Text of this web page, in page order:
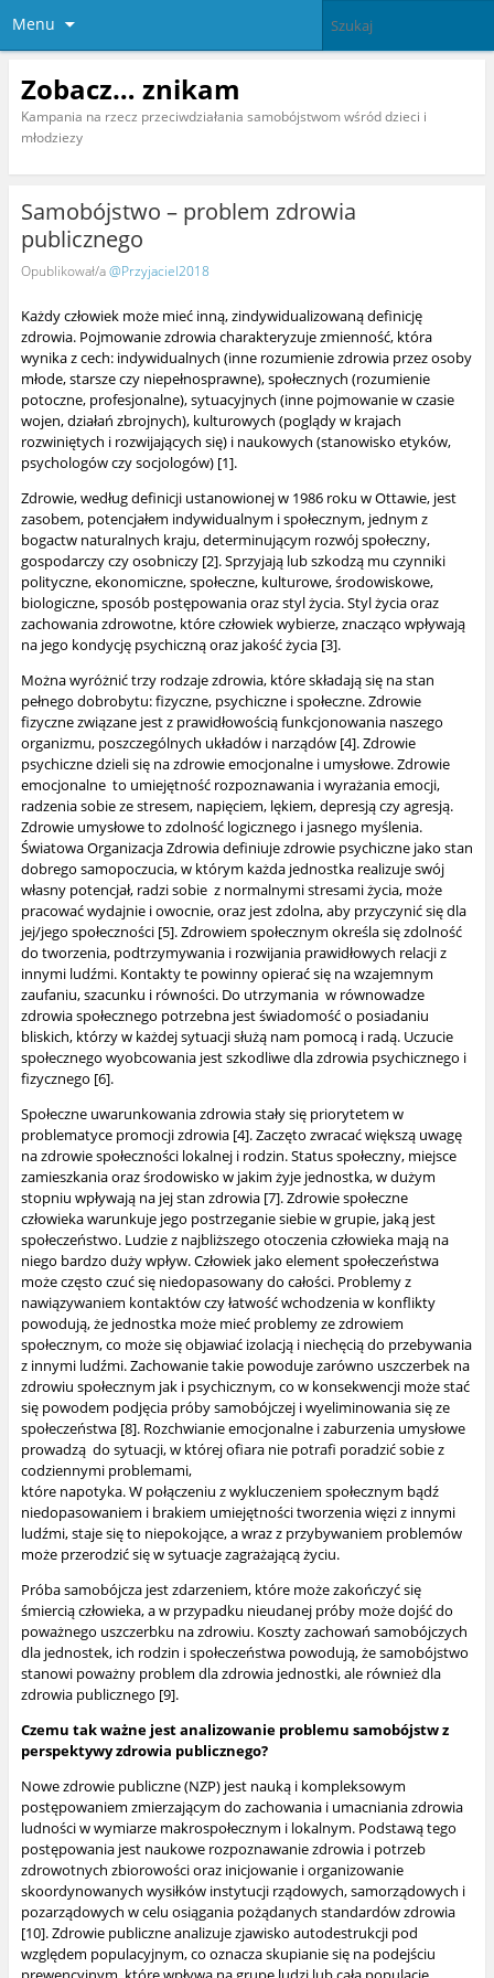
Menu
Zobacz… znikam
Kampania na rzecz przeciwdziałania samobójstwom wśród dzieci i
młodziezy
Samobójstwo – problem zdrowia
publicznego
Opublikował/a@Przyjaciel2018
Każdy człowiek może mieć inną, zindywidualizowaną definicję
zdrowia. Pojmowanie zdrowia charakteryzuje zmienność, która
wynika z cech: indywidualnych (inne rozumienie zdrowia przez osoby
młode, starsze czy niepełnosprawne), społecznych (rozumienie
potoczne, profesjonalne), sytuacyjnych (inne pojmowanie w czasie
wojen, działań zbrojnych), kulturowych (poglądy w krajach
rozwiniętych i rozwijających się) i naukowych (stanowisko etyków,
psychologów czy socjologów) [1].
Zdrowie, według definicji ustanowionej w 1986 roku w Ottawie, jest
zasobem, potencjałem indywidualnym i społecznym, jednym z
bogactw naturalnych kraju, determinującym rozwój społeczny,
gospodarczy czy osobniczy [2]. Sprzyjają lub szkodzą mu czynniki
polityczne, ekonomiczne, społeczne, kulturowe, środowiskowe,
biologiczne, sposób postępowania oraz styl życia. Styl życia oraz
zachowania zdrowotne, które człowiek wybierze, znacząco wpływają
na jego kondycję psychiczną oraz jakość życia [3].
Można wyróżnić trzy rodzaje zdrowia, które składają się na stan
pełnego dobrobytu: fizyczne, psychiczne i społeczne. Zdrowie
fizyczne związane jest z prawidłowością funkcjonowania naszego
organizmu, poszczególnych układów i narządów [4]. Zdrowie
psychiczne dzieli się na zdrowie emocjonalne i umysłowe. Zdrowie
emocjonalne to umiejętność rozpoznawania i wyrażania emocji,
radzenia sobie ze stresem, napięciem, lękiem, depresją czy agresją.
Zdrowie umysłowe to zdolność logicznego i jasnego myślenia.
Światowa Organizacja Zdrowia definiuje zdrowie psychiczne jako stan
dobrego samopoczucia, w którym każda jednostka realizuje swój
własny potencjał, radzi sobie z normalnymi stresami życia, może
pracować wydajnie i owocnie, oraz jest zdolna,aby przyczynić się dla
jej/jego społeczności [5]. Zdrowiem społecznym określa się zdolność
do tworzenia, podtrzymywania i rozwijania prawidłowych relacji z
innymi ludźmi. Kontaktyte powinny opierać się na wzajemnym
zaufaniu, szacunku i równości. Do utrzymania w równowadze
zdrowia społecznego potrzebna jest świadomość o posiadaniu
bliskich, którzy w każdej sytuacji służą nam pomocą i radą. Uczucie
społecznego wyobcowania jest szkodliwe dla zdrowia psychicznego i
fizycznego [6].
Społeczne uwarunkowania zdrowia stały się priorytetem w
problematyce promocji zdrowia [4]. Zaczęto zwracać większą uwagę
na zdrowie społeczności lokalnej i rodzin. Status społeczny, miejsce
zamieszkania oraz środowisko w jakim żyje jednostka, w dużym
stopniu wpływają na jej stan zdrowia [7]. Zdrowie społeczne
człowieka warunkuje jego postrzeganie siebie w grupie, jaką jest
społeczeństwo. Ludzie z najbliższego otoczenia człowieka mają na
niego bardzo duży wpływ. Człowiek jako element społeczeństwa
może często czuć się niedopasowany do całości. Problemy z
nawiązywaniem kontaktów czy łatwość wchodzenia w konflikty
powodują, że jednostka może mieć problemy ze zdrowiem
społecznym, co może się objawiać izolacją i niechęcią do przebywania
z innymi ludźmi. Zachowanie takie powoduje zarówno uszczerbek na
zdrowiu społecznym jak i psychicznym, co w konsekwencji może stać
się powodem podjęcia próby samobójczej i wyeliminowania się ze
społeczeństwa [8]. Rozchwianie emocjonalne i zaburzenia umysłowe
prowadzą do sytuacji, w której ofiara nie potrafi poradzić sobie z
codziennymi problemami,
które napotyka. W połączeniu z wykluczeniem społecznym bądź
niedopasowaniem i brakiem umiejętności tworzenia więzi z innymi
ludźmi, staje się to niepokojące, a wrazz przybywaniem problemów
może przerodzić się w sytuacje zagrażającą życiu.
Próba samobójcza jest zdarzeniem, które może zakończyć się
śmiercią człowieka,a w przypadku nieudanej próby może dojść do
poważnego uszczerbku na zdrowiu. Koszty zachowań samobójczych
dla jednostek, ich rodzin i społeczeństwa powodują, że samobójstwo
stanowi poważny problem dla zdrowia jednostki, ale również dla
zdrowia publicznego [9].
Czemu tak ważne jest analizowanie problemu samobójstw z
perspektywy zdrowia publicznego?
Nowe zdrowie publiczne (NZP) jest nauką i kompleksowym
postępowaniem zmierzającym do zachowania i umacniania zdrowia
ludności w wymiarze makrospołecznym i lokalnym. Podstawą tego
postępowania jest naukowe rozpoznawanie zdrowia i potrzeb
zdrowotnych zbiorowości oraz inicjowanie i organizowanie
skoordynowanych wysiłków instytucji rządowych, samorządowych i
pozarządowych w celu osiągania pożądanych standardów zdrowia
[10]. Zdrowie publiczne analizuje zjawisko autodestrukcji pod
względem populacyjnym, co oznacza skupianie się na podejściu